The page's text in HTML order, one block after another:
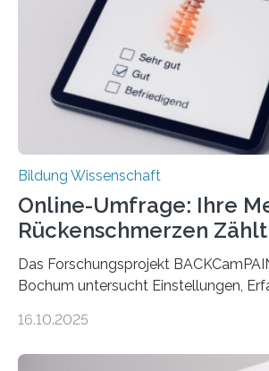
mit der Universität Tilburg. „Werden
Jahren erstmals…
Bildung Wissenschaft
Online-Umfrage: Ihre
Rückenschmerzen
Das Forschungsprojekt
Bochum untersucht Einstellungen,
gehören zu den häufigsten
16.10.2025